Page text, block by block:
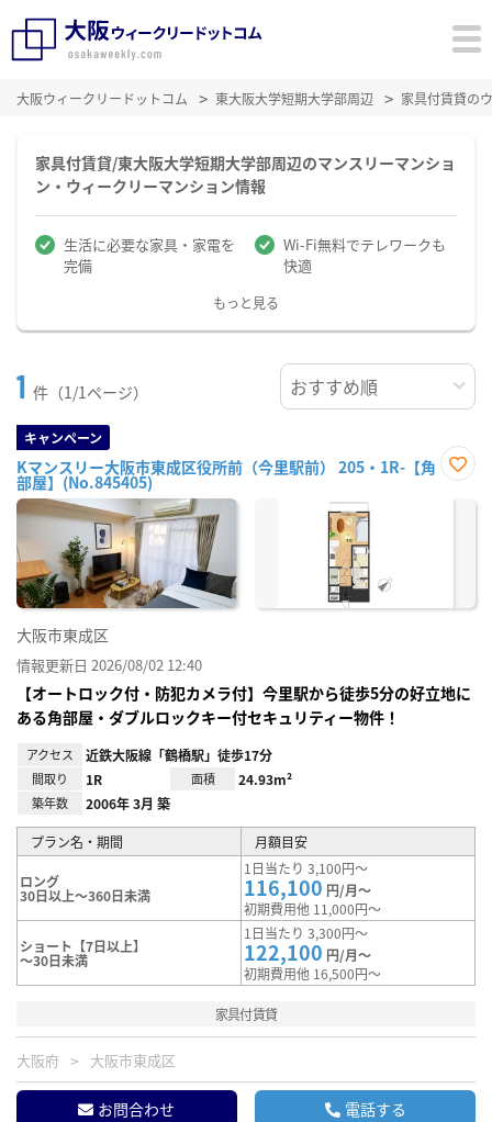
大阪ウィークリードットコム 東大阪大学短期大学部周辺 家具付賃貸の
家具付賃貸/東大阪大学短期大学部周辺のマンスリーマンショ
ン・ウィークリーマンション情報
生活に必要な家具・家電を
完備
Wi-Fi無料でテレワークも
快適
もっと見る
1 件（1/1ページ）
キャンペーン
Kマンスリー大阪市東成区役所前（今里駅前） 205・1R-【角
部屋】(No.845405)
に入
大阪市東成区
情報更新日 2026/08/02 12:40
【オートロック付・防犯カメラ付】今里駅から徒歩5分の好立地に
ある角部屋・ダブルロックキー付セキュリティー物件！
アクセス 近鉄大阪線「鶴橋駅」徒歩17分
間取り 1R 面積 24.93m²
築年数 2006年 3月 築
プラン名・期間 月額目安
ロング
30日以上～360日未満
1日当たり 3,100円～
116,100 円/月～
初期費用他 11,000円～
ショート【7日以上】
～30日未満
1日当たり 3,300円～
122,100 円/月～
初期費用他 16,500円～
家具付賃貸
大阪府 大阪市東成区
お問合わせ 電話する